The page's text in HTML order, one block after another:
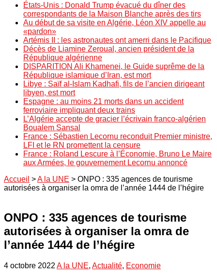
États-Unis : Donald Trump évacué du dîner des
correspondants de la Maison Blanche après des tirs
Au début de sa visite en Algérie, Léon XIV appelle au
«pardon»
Artémis II : les astronautes ont amerri dans le Pacifique
Décès de Liamine Zeroual, ancien président de la
République algérienne
DISPARITION Ali Khamenei, le Guide suprême de la
République islamique d’Iran, est mort
Libye : Saïf al-Islam Kadhafi, fils de l’ancien dirigeant
libyen, est mort
Espagne : au moins 21 morts dans un accident
ferroviaire impliquant deux trains
L’Algérie accepte de gracier l’écrivain franco-algérien
Boualem Sansal
France : Sébastien Lecornu reconduit Premier ministre,
LFI et le RN promettent la censure
France : Roland Lescure à l’Économie, Bruno Le Maire
aux Armées, le gouvernement Lecornu annoncé
Accueil >A la UNE > ONPO : 335 agences de tourisme
autorisées à organiser la omra de l’année 1444 de l’hégire
ONPO : 335 agences de tourisme
autorisées à organiser la omra de
l’année 1444 de l’hégire
4 octobre 2022 A la UNE, Actualité, Economie